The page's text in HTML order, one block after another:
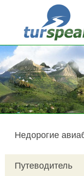
Перейти к основному
Недорогие
Путеводитель